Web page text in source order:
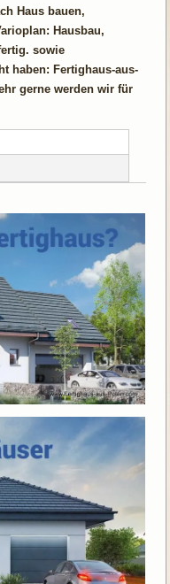
Haus bauen,
Hausbau,
sowie
haben: Fertighaus-aus-
gerne werden wir für